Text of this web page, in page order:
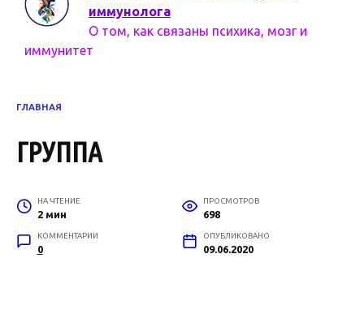
иммунолога
О том, как связаны психика, мозг и
иммунитет
ГЛАВНАЯ
ГРУППА
НА ЧТЕНИЕ
2 мин
ПРОСМОТРОВ
698
КОММЕНТАРИИ
0
ОПУБЛИКОВАНО
09.06.2020